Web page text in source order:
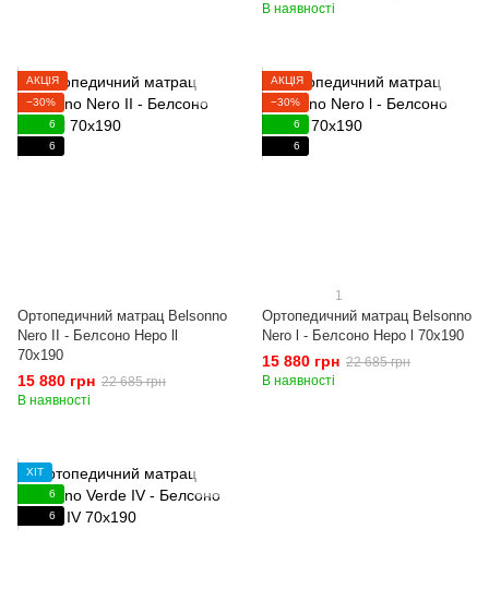
В наявності
АКЦІЯ
−30%
6
6
Ортопедичний матрац Belsonno
Nero II - Белсоно Неро ll
70x190
15 880 грн 22 685 грн
В наявності
АКЦІЯ
−30%
6
6
1
Ортопедичний матрац Belsonno
Nero l - Белсоно Неро l 70x190
15 880 грн 22 685 грн
В наявності
ХІТ
6
6